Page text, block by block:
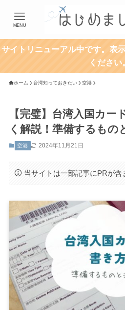
MENU
サイトリニューアル中です。表
ください。
ホーム 台湾知っておきたい 空港
【完璧】台湾入国カー
く解説！準備するもの
空港 2024年11月21日
当サイトは一部記事にPRが含